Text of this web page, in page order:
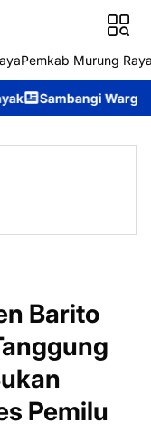
Pemkab Murung
Desa, Ditpolairud
Barito
Pemilu